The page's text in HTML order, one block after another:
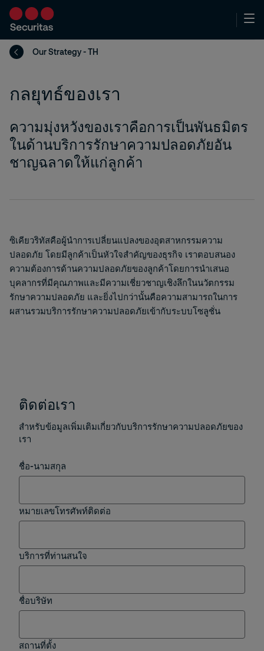
Our Strategy - TH
กลยุทธ์ของเรา
ความมุ่งหวังของเราคือการเป็นพันธมิตร
ในด้านบริการรักษาความปลอดภัยอัน
ชาญฉลาดให้แก่ลูกค้า
ซิเคียวริทัสคือผู้นำการเปลี่ยนแปลงของอุตสาหกรรมความ
ปลอดภัย โดยมีลูกค้าเป็นหัวใจสำคัญของธุรกิจ เราตอบสนอง
ความต้องการด้านความปลอดภัยของลูกค้าโดยการนำเสนอ
บุคลากรที่มีคุณภาพและมีความเชี่ยวชาญเชิงลึกในนวัตกรรม
รักษาความปลอดภัย และยิ่งไปกว่านั้นคือความสามารถในการ
ผสานรวมบริการรักษาความปลอดภัยเข้ากับระบบโซลูชั่น
ติดต่อเรา
สำหรับข้อมูลเพิ่มเติมเกี่ยวกับบริการรักษาความปลอดภัยของ
เรา
ชื่อ-นามสกุล
หมายเลขโทรศัพท์ติดต่อ
บริการที่ท่านสนใจ
ชื่อบริษัท
สถานที่ตั้ง